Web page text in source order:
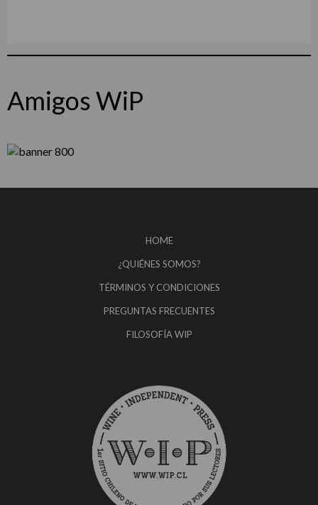
Amigos WiP
HOME
¿QUIÉNES SOMOS?
TÉRMINOS Y CONDICIONES
PREGUNTAS FRECUENTES
FILOSOFÍA WIP